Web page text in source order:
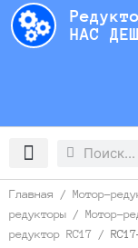
Перейти
содержимому
НАС
Search
Search
Главная / Мотор-
редукторы / Мотор-
редуктор RC17 /